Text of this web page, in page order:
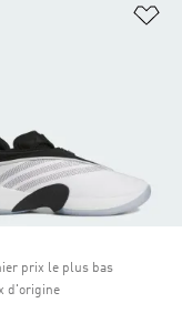
Liste de produits
prix le plus bas
d'origine